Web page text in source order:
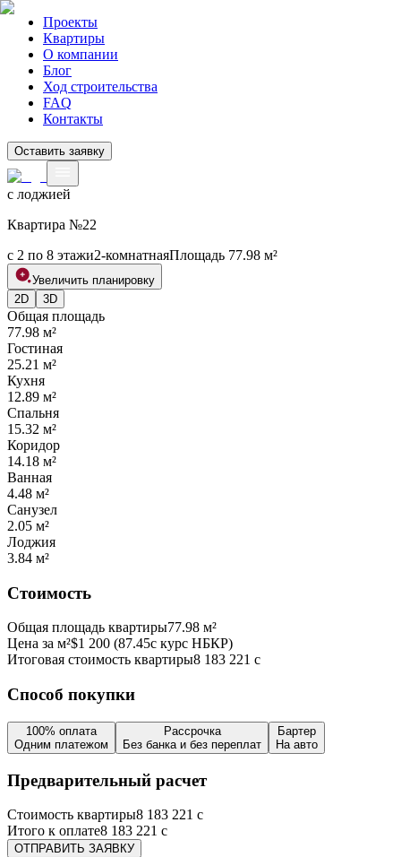
Проекты
Квартиры
О компании
Блог
Ход строительства
FAQ
Контакты
Оставить заявку
с лоджией
Квартира №22
с 2 по 8 этажи2-комнатнаяПлощадь 77.98 м²
Увеличить планировку
2D
3D
Общая площадь
77.98 м²
Гостиная
25.21 м²
Кухня
12.89 м²
Спальня
15.32 м²
Коридор
14.18 м²
Ванная
4.48 м²
Санузел
2.05 м²
Лоджия
3.84 м²
Стоимость
Общая площадь квартиры77.98 м²
Цена за м²$1 200 (87.45с курс НБКР)
Итоговая стоимость квартиры8 183 221 с
Способ покупки
100% оплата
Одним платежом
Рассрочка
Без банка и без переплат
Бартер
На авто
Предварительный расчет
Стоимость квартиры8 183 221 с
Итого к оплате8 183 221 с
ОТПРАВИТЬ ЗАЯВКУ